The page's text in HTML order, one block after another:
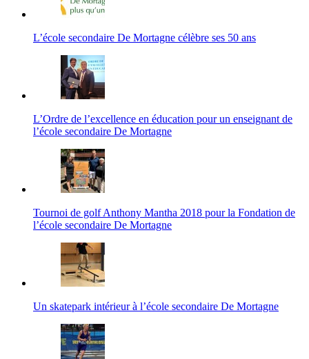
L’école secondaire De Mortagne célèbre ses 50 ans
L’Ordre de l’excellence en éducation pour un enseignant de
l’école secondaire De Mortagne
Tournoi de golf Anthony Mantha 2018 pour la Fondation de
l’école secondaire De Mortagne
Un skatepark intérieur à l’école secondaire De Mortagne